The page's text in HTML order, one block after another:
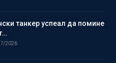
танкер успеал да помине
2026